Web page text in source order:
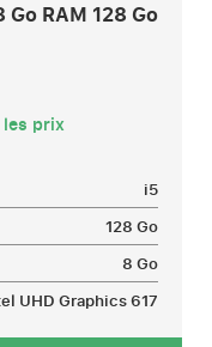
RAM 128 Go
prix
i5
128 Go
8 Go
UHD Graphics 617